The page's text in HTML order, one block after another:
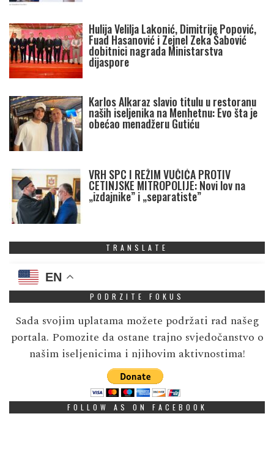
Hulija Velilja Lakonić, Dimitrije Popović,
Fuad Hasanović i Zejnel Zeka Šabović
dobitnici nagrada Ministarstva
dijaspore
Karlos Alkaraz slavio titulu u restoranu
naših iseljenika na Menhetnu: Evo šta je
obećao menadžeru Gutiću
VRH SPC I REŽIM VUČIĆA PROTIV
CETINJSKE MITROPOLIJE: Novi lov na
„izdajnike” i „separatiste”
TRANSLATE
EN
PODRZITE FOKUS
Sada svojim uplatama možete podržati rad našeg
portala. Pomozite da ostane trajno svjedočanstvo o
našim iseljenicima i njihovim aktivnostima!
FOLLOW AS ON FACEBOOK